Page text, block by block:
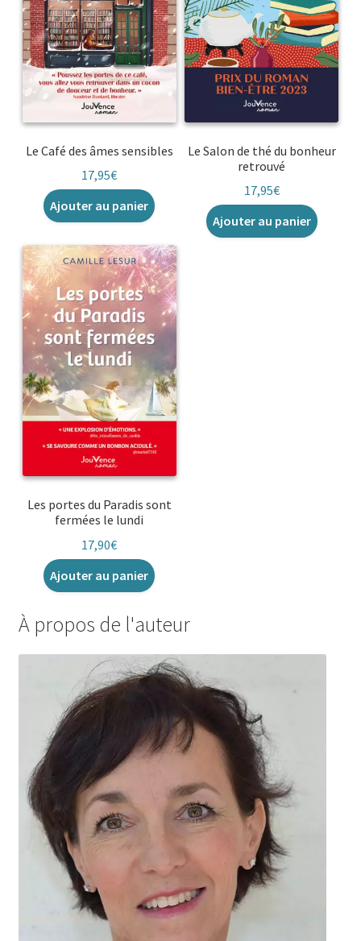
Le Café des âmes sensibles
17,95€
Ajouter au panier
Le Salon de thé du bonheur
retrouvé
17,95€
Ajouter au panier
Les portes du Paradis sont
fermées le lundi
17,90€
Ajouter au panier
À propos de l'auteur